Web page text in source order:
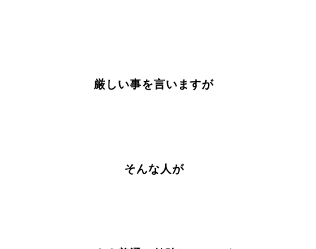
厳しい事を言いますが
そんな人が